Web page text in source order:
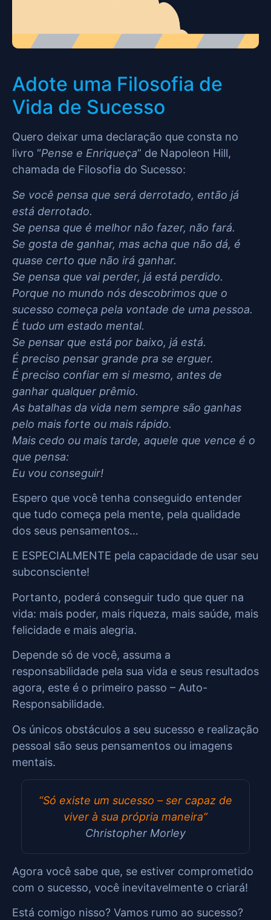
Adote uma Filosofia de
Vida de Sucesso
Quero deixar uma declaração que consta no
livro “Pense e Enriqueça” de Napoleon Hill,
chamada de Filosofia do Sucesso:
Se você pensa que será derrotado, então já
está derrotado.
Se pensa que é melhor não fazer, não fará.
Se gosta de ganhar, mas acha que não dá, é
quase certo que não irá ganhar.
Se pensa que vai perder, já está perdido.
Porque no mundo nós descobrimos que o
sucesso começa pela vontade de uma pessoa.
É tudo um estado mental.
Se pensar que está por baixo, já está.
É preciso pensar grande pra se erguer.
É preciso confiar em si mesmo, antes de
ganhar qualquer prêmio.
As batalhas da vida nem sempre são ganhas
pelo mais forte ou mais rápido.
Mais cedo ou mais tarde, aquele que vence é o
que pensa:
Eu vou conseguir!
Espero que você tenha conseguido entender
que tudo começa pela mente, pela qualidade
dos seus pensamentos…
E ESPECIALMENTE pela capacidade de usar seu
subconsciente!
Portanto, poderá conseguir tudo que quer na
vida: mais poder, mais riqueza, mais saúde, mais
felicidade e mais alegria.
Depende só de você, assuma a
responsabilidade pela sua vida e seus resultados
agora, este é o primeiro passo – Auto-
Responsabilidade.
Os únicos obstáculos a seu sucesso e realização
pessoal são seus pensamentos ou imagens
mentais.
“Só existe um sucesso – ser capaz de
viver à sua própria maneira”
Christopher Morley
Agora você sabe que, se estiver comprometido
com o sucesso, você inevitavelmente o criará!
Está comigo nisso? Vamos rumo ao sucesso?